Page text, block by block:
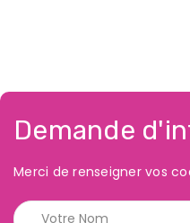
Demande
Merci de renseigner vos